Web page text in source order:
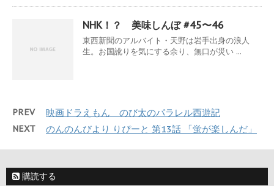
NHK！？ 美味しんぼ #45〜46
東西新聞のアルバイト・天野は岩手出身の浪人
生。お国訛りを気にする余り、無口が災い ...
PREV 映画ドラえもん のび太のパラレル西遊記
NEXT のんのんびより りぴーと 第13話 「蛍が楽しんだ」
購読する